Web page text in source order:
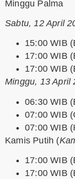
Minggu Palma
Sabtu, 12 April
15:00 WIB
17:00 WIB
17:00 WIB
Minggu, 13 April
06:30 WIB
07:00 WIB
07:00 WIB
Kamis Putih (
17:00 WIB
17:00 WIB